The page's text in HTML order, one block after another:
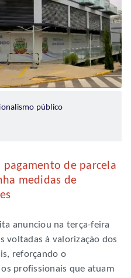
público
pagamento de parcela
medidas de
anunciou na terça-feira
voltadas à valorização dos
reforçando o
profissionais que atuam